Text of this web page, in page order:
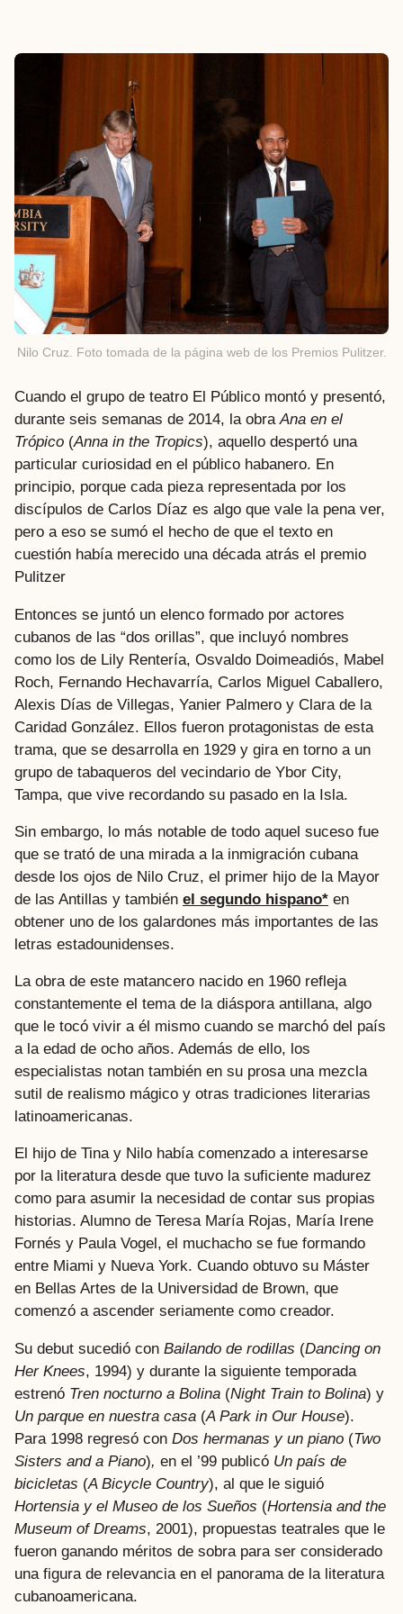
Nilo Cruz. Foto tomada de la página web de los Premios Pulitzer.
Cuando el grupo de teatro El Público montó y presentó,
durante seis semanas de 2014, la obraAna en el
Trópico (Anna in the Tropics), aquello despertó una
particular curiosidad en el público habanero. En
principio, porque cada pieza representada por los
discípulos de Carlos Díaz es algo que vale la pena ver,
pero a eso se sumó el hecho de que el texto en
cuestión había merecido una década atrás el premio
Pulitzer
Entonces se juntó un elenco formado por actores
cubanos de las “dos orillas”, que incluyó nombres
como los de Lily Rentería, Osvaldo Doimeadiós, Mabel
Roch, Fernando Hechavarría, Carlos Miguel Caballero,
Alexis Días de Villegas, Yanier Palmero y Clara de la
Caridad González. Ellos fueron protagonistas de esta
trama, que se desarrolla en 1929 y gira en torno a un
grupo de tabaqueros del vecindario de Ybor City,
Tampa, que vive recordando su pasado en la Isla.
Sin embargo, lo más notable de todo aquel suceso fue
que se trató de una mirada a la inmigración cubana
desde los ojos de Nilo Cruz, el primer hijo de la Mayor
de las Antillas y también el segundo hispano* en
obtener uno de los galardones más importantes de las
letras estadounidenses.
La obra de este matancero nacido en 1960 refleja
constantemente el tema de la diáspora antillana, algo
que le tocó vivir a él mismo cuando se marchó del país
a la edad de ocho años. Además de ello, los
especialistas notan también en su prosa una mezcla
sutil de realismo mágico y otras tradiciones literarias
latinoamericanas.
El hijo de Tina y Nilo había comenzado a interesarse
por la literatura desde que tuvo la suficiente madurez
como para asumir la necesidad de contar sus propias
historias. Alumno de Teresa María Rojas, María Irene
Fornés y Paula Vogel, el muchacho se fue formando
entre Miami y Nueva York. Cuando obtuvo su Máster
en Bellas Artes de la Universidad de Brown, que
comenzó a ascender seriamente como creador.
Su debut sucedió con Bailando de rodillas (Dancing on
Her Knees, 1994) y durante la siguiente temporada
estrenó Tren nocturno a Bolina (Night Train to Bolina) y
Un parque en nuestra casa (A Park in Our House).
Para 1998 regresó con Dos hermanas y un piano (Two
Sisters and a Piano), en el ’99 publicó Un país de
bicicletas (A Bicycle Country), al que le siguió
Hortensia y el Museo de los Sueños (Hortensia and the
Museum of Dreams, 2001), propuestas teatrales que le
fueron ganando méritos de sobra para ser considerado
una figura de relevancia en el panorama de la literatura
cubanoamericana.